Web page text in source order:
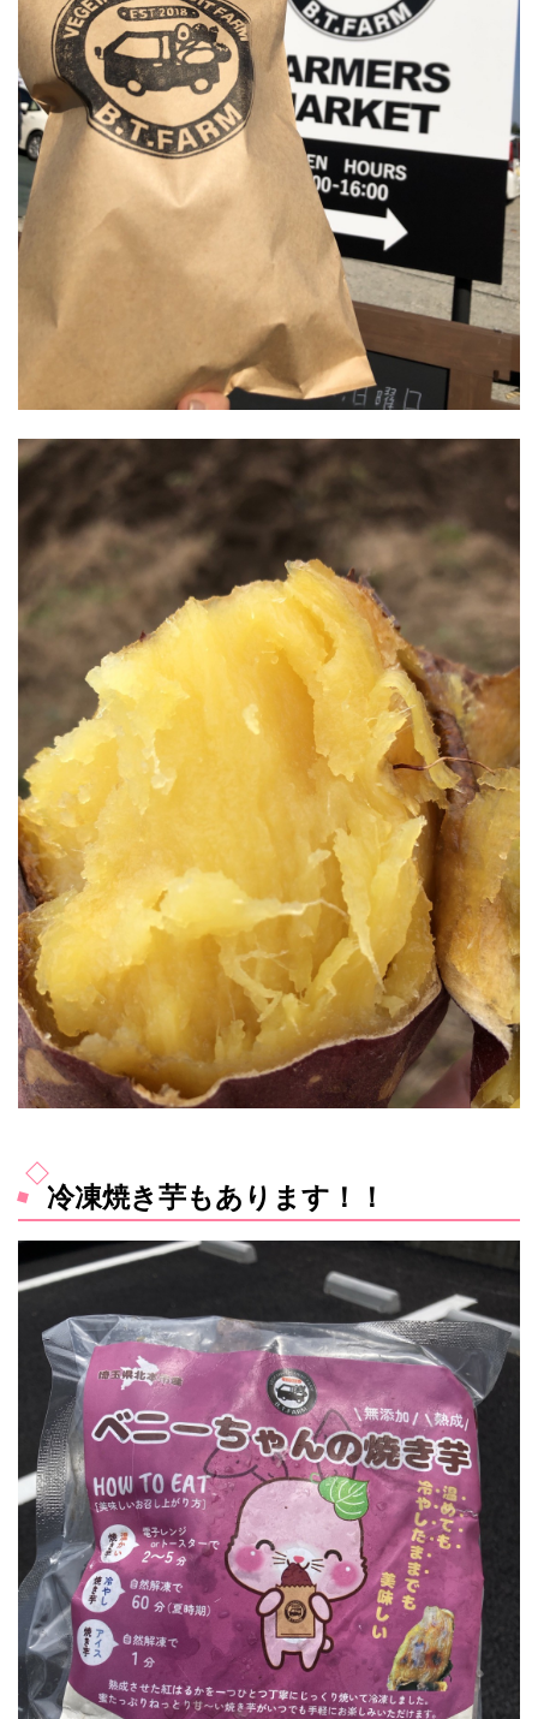
冷凍焼き芋もあります！！